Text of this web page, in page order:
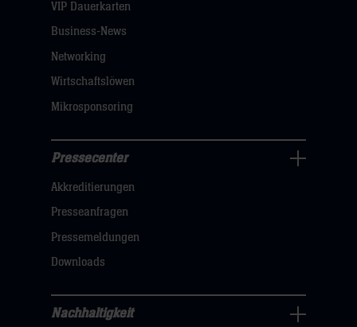
klicken
VIP Dauerkarten
Business-News
Networking
Wirtschaftslöwen
Mikrosponsoring
Navigation
öffnen,
dann
klicken
hier
Pressecenter
Akkreditierungen
Presseanfragen
Pressemeldungen
Downloads
Nachhaltigkeit
Nachhaltigkeit